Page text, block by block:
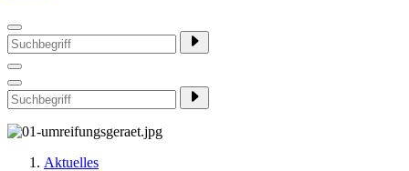
Aktuelles